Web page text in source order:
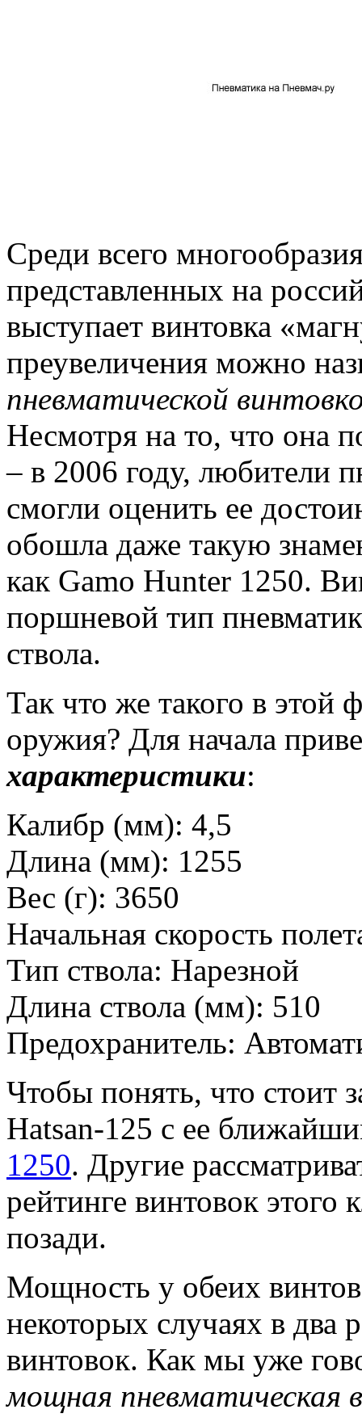
Среди всего
представленных на
выступает винтовка
преувеличения можно
пневматической
Несмотря на то, что она
– в 2006 году, любители
смогли оценить ее
обошла даже такую
как Gamo Hunter 1250.
поршневой тип
ствола.
Так что же такого в этой
оружия? Для начала
характеристики:
Калибр (мм): 4,5
Длина (мм): 1255
Вес (г): 3650
Начальная скорость
Тип ствола: Нарезной
Длина ствола (мм): 510
Предохранитель:
Чтобы понять, что стоит
Hatsan-125 с ее
1250. Другие
рейтинге винтовок этого
позади.
Мощность у обеих
некоторых случаях в два
винтовок. Как мы уже
мощная пневматическая